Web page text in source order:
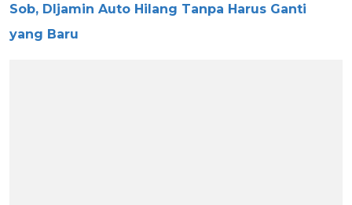
Sob, DIjamin Auto Hilang Tanpa Harus Ganti
yang Baru